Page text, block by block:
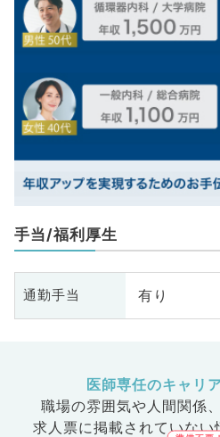
手当/福利厚生
通勤手当 有り
医師専任のキャリ
職場の雰囲気や人間関係、
求人票に掲載されていない